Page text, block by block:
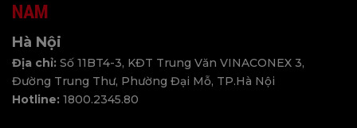
NAM
Hà Nội
Địa chỉ: Số 11BT4-3, KĐT Trung Văn VINACONEX 3,
Đường Trung Thư, Phường Đại Mỗ, TP.Hà Nội
Hotline: 1800.2345.80